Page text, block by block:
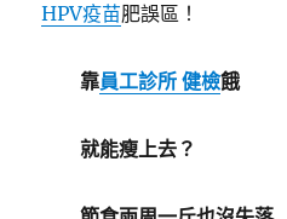
HPV疫苗肥誤區！
靠員工診所 健檢餓
就能瘦上去？